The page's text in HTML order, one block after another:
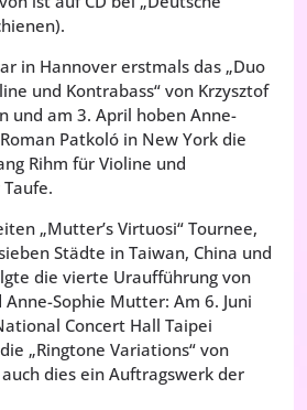
in Hannover erstmals das „Duo
und Kontrabass“ von Krzysztof
und am 3. April hoben Anne-
Patkoló in New York die
Rihm für Violine und
„Mutter’s Virtuosi“ Tournee,
Städte in Taiwan, China und
die vierte Uraufführung von
Sophie Mutter: Am 6. Juni
Concert Hall Taipei
„Ringtone Variations“ von
dies ein Auftragswerk der